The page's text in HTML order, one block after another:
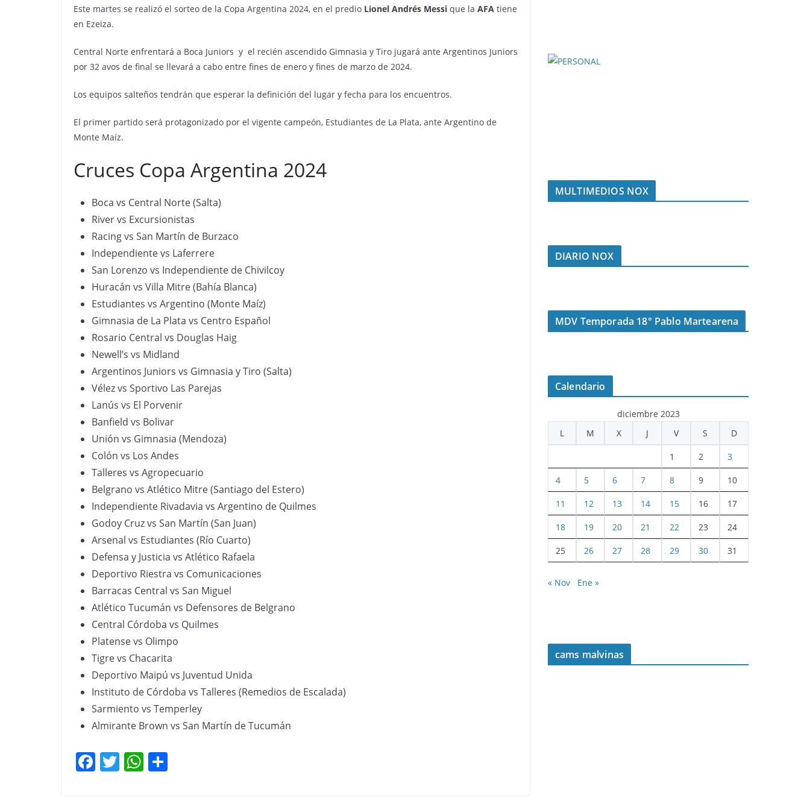
Este martes se realizó el sorteo de la Copa Argentina 2024, en el predio Lionel Andrés Messi que la AFA tiene
en Ezeiza.
Central Norte enfrentará a Boca Juniors y el recién ascendido Gimnasia y Tiro jugará ante Argentinos Juniors
por 32 avos de final se llevará a cabo entre fines de enero y fines de marzo de 2024.
Los equipos salteños tendrán que esperar la definición del lugar y fecha para los encuentros.
El primer partido será protagonizado por el vigente campeón, Estudiantes de La Plata, ante Argentino de
Monte Maíz.
Cruces Copa Argentina 2024
Boca vs Central Norte (Salta)
River vs Excursionistas
Racing vs San Martín de Burzaco
Independiente vs Laferrere
San Lorenzo vs Independiente de Chivilcoy
Huracán vs Villa Mitre (Bahía Blanca)
Estudiantes vs Argentino (Monte Maíz)
Gimnasia de La Plata vs Centro Español
Rosario Central vs Douglas Haig
Newell’s vs Midland
Argentinos Juniors vs Gimnasia y Tiro (Salta)
Vélez vs Sportivo Las Parejas
Lanús vs El Porvenir
Banfield vs Bolivar
Unión vs Gimnasia (Mendoza)
Colón vs Los Andes
Talleres vs Agropecuario
Belgrano vs Atlético Mitre (Santiago del Estero)
Independiente Rivadavia vs Argentino de Quilmes
Godoy Cruz vs San Martín (San Juan)
Arsenal vs Estudiantes (Río Cuarto)
Defensa y Justicia vs Atlético Rafaela
Deportivo Riestra vs Comunicaciones
Barracas Central vs San Miguel
Atlético Tucumán vs Defensores de Belgrano
Central Córdoba vs Quilmes
Platense vs Olimpo
Tigre vs Chacarita
Deportivo Maipú vs Juventud Unida
Instituto de Córdoba vs Talleres (Remedios de Escalada)
Sarmiento vs Temperley
Almirante Brown vs San Martín de Tucumán
F T W
MULTIMEDIOS NOX
DIARIO NOX
MDV Temporada 18° Pablo Martearena
Calendario
diciembre 2023
L
M X J V S D
1 2 3
4 5 6 7 8 9 10
11 12 13 14 15 16 17
18 19 20 21 22 23 24
25 26 27 28 29 30 31
« Nov Ene »
cams malvinas